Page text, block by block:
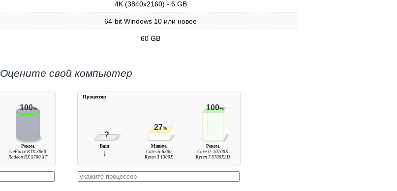
4K (3840x2160) - 6 GB
64-bit Windows 10 или новее
60 GB
Оцените свой компьютер
100%
Реком.
GeForce RTX 3060
Radeon RX 5700 XT
?
27%
100%
Ваш
↓
Миним.
Core i5-6500
Ryzen 3 1300X
Реком.
Core i7-10700K
Ryzen 7 5700X3D
Процессор